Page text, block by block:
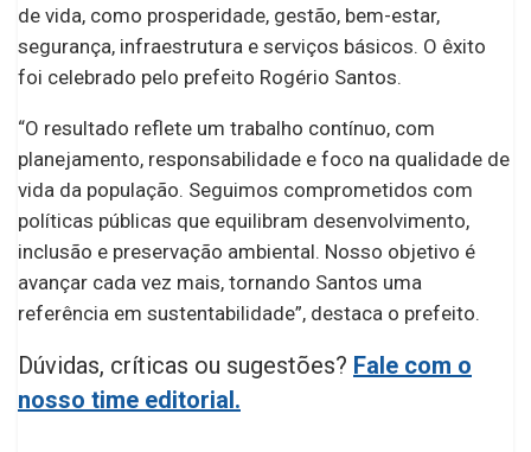
de vida, como prosperidade, gestão, bem-estar,
segurança, infraestrutura e serviços básicos. O êxito
foi celebrado pelo prefeito Rogério Santos.
“O resultado reflete um trabalho contínuo, com
planejamento, responsabilidade e foco na qualidade de
vida da população. Seguimos comprometidos com
políticas públicas que equilibram desenvolvimento,
inclusão e preservação ambiental. Nosso objetivo é
avançar cada vez mais, tornando Santos uma
referência em sustentabilidade”, destaca o prefeito.
Dúvidas, críticas ou sugestões? Fale com o
nosso time editorial.